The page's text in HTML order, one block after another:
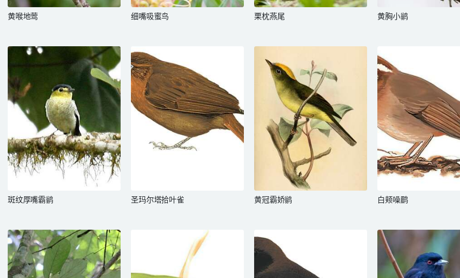
黄喉地莺 细嘴吸蜜鸟 栗枕燕尾 黄胸小鹟
斑纹厚嘴霸鹟 圣玛尔塔拾叶雀 黄冠霸娇鹟 白颊噪鹛